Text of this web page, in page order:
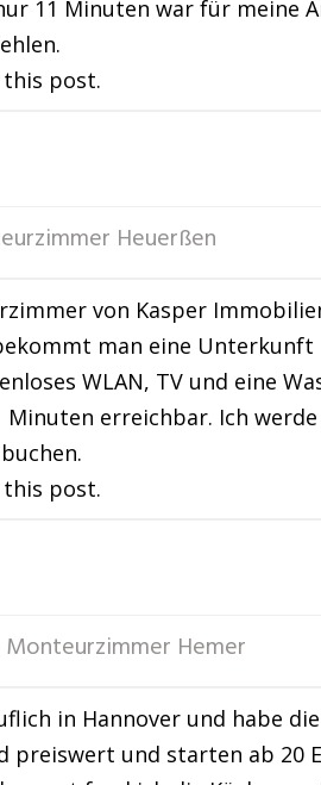
11 Minuten war für meine
post.
Heuerßen
von Kasper
man eine
WLAN, TV und eine
Minuten erreichbar. Ich
post.
Monteurzimmer Hemer
in Hannover und habe
preiswert und starten ab 20